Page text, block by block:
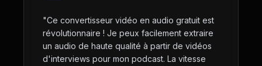
"Ce convertisseur vidéo en audio gratuit est
révolutionnaire ! Je peux facilement extraire
un audio de haute qualité à partir de vidéos
d'interviews pour mon podcast. La vitesse